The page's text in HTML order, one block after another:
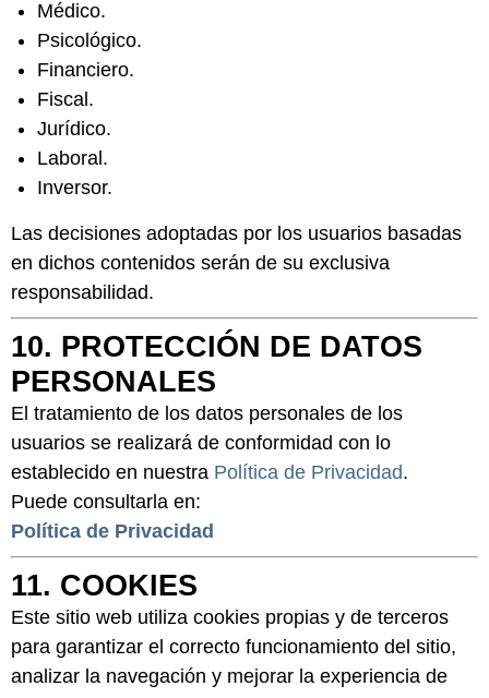
Médico.
Psicológico.
Financiero.
Fiscal.
Jurídico.
Laboral.
Inversor.
Las decisiones adoptadas por los usuarios basadas
en dichos contenidos serán de su exclusiva
responsabilidad.
10. PROTECCIÓN DE DATOS
PERSONALES
El tratamiento de los datos personales de los
usuarios se realizará de conformidad con lo
establecido en nuestra Política de Privacidad.
Puede consultarla en:
Política de Privacidad
11. COOKIES
Este sitio web utiliza cookies propias y de terceros
para garantizar el correcto funcionamiento del sitio,
analizar la navegación y mejorar la experiencia de